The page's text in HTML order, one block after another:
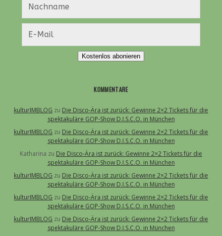
Kostenlos abonieren
KOMMENTARE
kulturIMBLOG zu Die Disco-Ära ist zurück: Gewinne 2×2 Tickets für die
spektakuläre GOP-Show D.I.S.C.O. in München
kulturIMBLOG zu Die Disco-Ära ist zurück: Gewinne 2×2 Tickets für die
spektakuläre GOP-Show D.I.S.C.O. in München
Katharina zu Die Disco-Ära ist zurück: Gewinne 2×2 Tickets für die
spektakuläre GOP-Show D.I.S.C.O. in München
kulturIMBLOG zu Die Disco-Ära ist zurück: Gewinne 2×2 Tickets für die
spektakuläre GOP-Show D.I.S.C.O. in München
kulturIMBLOG zu Die Disco-Ära ist zurück: Gewinne 2×2 Tickets für die
spektakuläre GOP-Show D.I.S.C.O. in München
kulturIMBLOG zu Die Disco-Ära ist zurück: Gewinne 2×2 Tickets für die
spektakuläre GOP-Show D.I.S.C.O. in München